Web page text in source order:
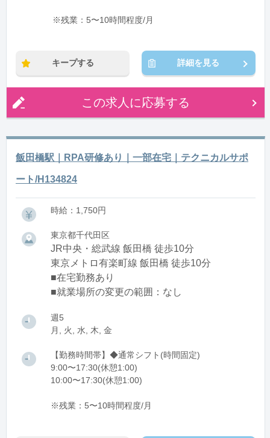
※残業：5〜10時間程度/月
キープする 詳細を見る
この求人に応募する
飯田橋駅｜RPA研修あり｜一部在宅｜テクニカルサポ
ート/H134824
時給：1,750円
東京都千代田区
JR中央・総武線 飯田橋 徒歩10分
東京メトロ有楽町線 飯田橋 徒歩10分
■在宅勤務あり
■就業場所の変更の範囲：なし
週5
月, 火, 水, 木, 金
【勤務時間帯】◆通常シフト(時間固定)
9:00〜17:30(休憩1:00)
10:00〜17:30(休憩1:00)
※残業：5〜10時間程度/月